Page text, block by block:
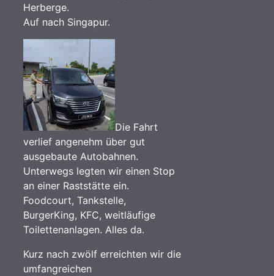
Herberge.
Auf nach Singapur.
Die Fahrt
verlief angenehm über gut
ausgebaute Autobahnen.
Unterwegs legten wir einen Stop
an einer Raststätte ein.
Foodcourt, Tankstelle,
BurgerKing, KFC, weitläufige
Toilettenanlagen. Alles da.
Kurz nach zwölf erreichten wir die
umfangreichen